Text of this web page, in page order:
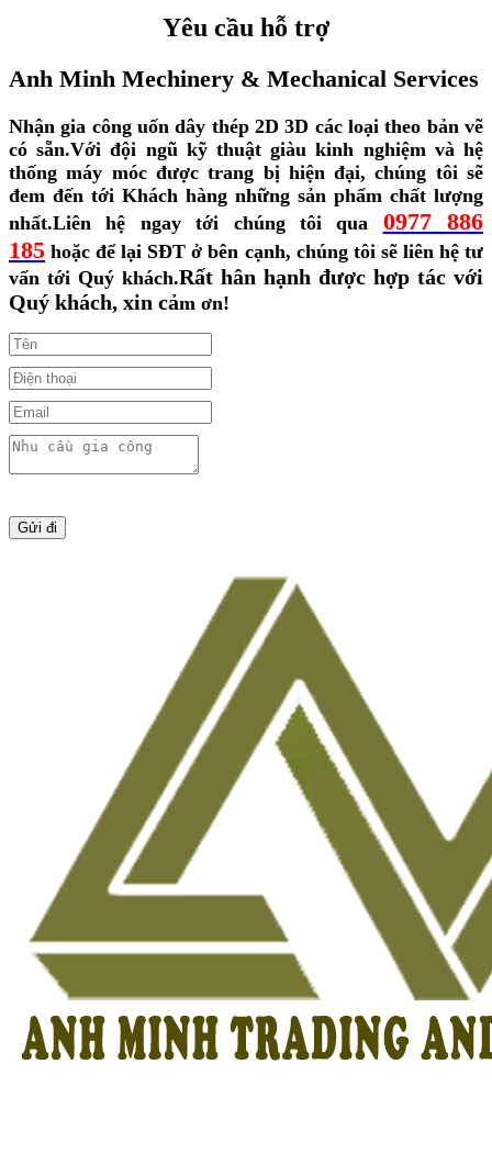
Yêu cầu hỗ trợ
Anh Minh Mechinery & Mechanical Services
Nhận gia công uốn dây thép 2D 3D các loại theo bản vẽ
có sẵn.Với đội ngũ kỹ thuật giàu kinh nghiệm và hệ
thống máy móc được trang bị hiện đại, chúng tôi sẽ
đem đến tới Khách hàng những sản phẩm chất lượng
nhất.Liên hệ ngay tới chúng tôi qua 0977 886
185 hoặc để lại SĐT ở bên cạnh, chúng tôi sẽ liên hệ tư
vấn tới Quý khách.Rất hân hạnh được hợp tác với
Quý khách, xin cảm ơn!
Gửi đi